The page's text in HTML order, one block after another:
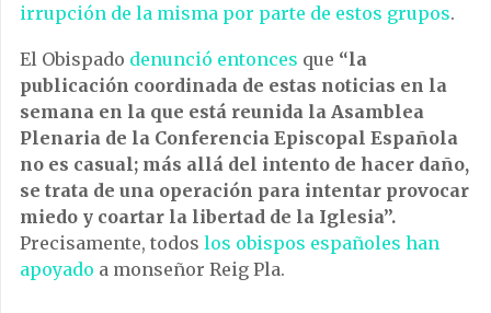
irrupción de la misma por parte de estos grupos.
El Obispado denunció entonces que “la
publicación coordinada de estas noticias en la
semana en la que está reunida la Asamblea
Plenaria de la Conferencia Episcopal Española
no es casual; más allá del intento de hacer daño,
se trata de una operación para intentar provocar
miedo y coartar la libertad de la Iglesia”.
Precisamente, todos los obispos españoles han
apoyado a monseñor Reig Pla.